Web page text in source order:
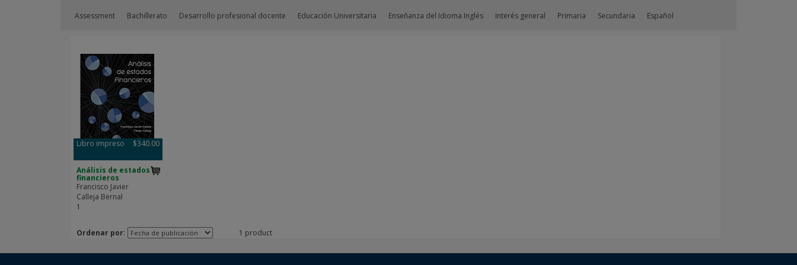
Assessment Bachillerato Desarrollo profesional docente Educación Universitaria Enseñanza del Idioma Inglés Interés general Primaria Secundaria Español
Libro impreso $340.00
Análisis de estados
financieros
Francisco Javier
Calleja Bernal
1
Ordenar por: 1 product